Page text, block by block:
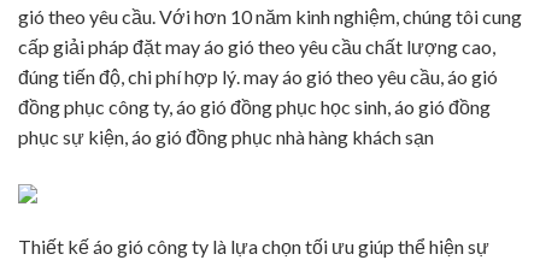
gió theo yêu cầu. Với hơn 10 năm kinh nghiệm, chúng tôi cung
cấp giải pháp đặt may áo gió theo yêu cầu chất lượng cao,
đúng tiến độ, chi phí hợp lý. may áo gió theo yêu cầu, áo gió
đồng phục công ty, áo gió đồng phục học sinh, áo gió đồng
phục sự kiện, áo gió đồng phục nhà hàng khách sạn
Thiết kế áo gió công ty là lựa chọn tối ưu giúp thể hiện sự